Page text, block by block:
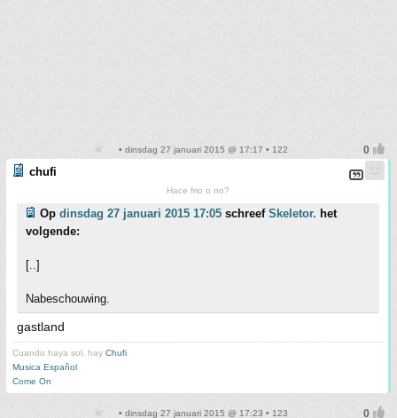
• dinsdag 27 januari 2015 @ 17:17 • 122
chufi
Hace frio o no?
Op dinsdag 27 januari 2015 17:05 schreef Skeletor. het
volgende:
[..]
Nabeschouwing.
gastland
Cuando haya sol, hay Chufi
Musica Español
Come On
• dinsdag 27 januari 2015 @ 17:23 • 123